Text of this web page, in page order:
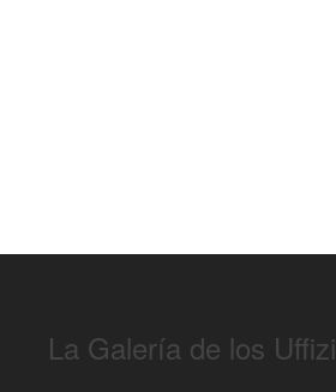
La Galería de los Uffizi